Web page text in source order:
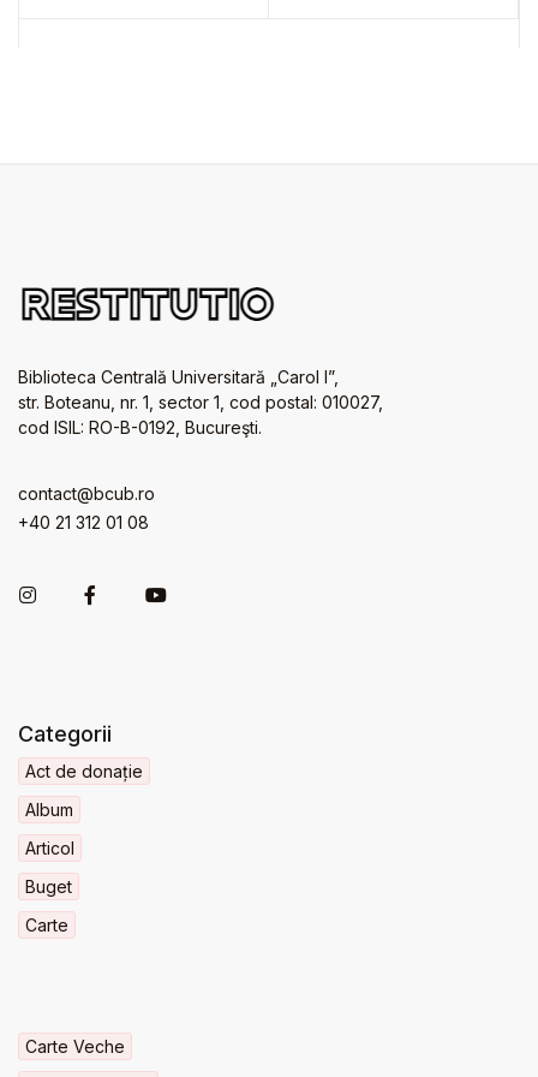
Biblioteca Centrală Universitară „Carol I”,
str. Boteanu, nr. 1, sector 1, cod postal: 010027,
cod ISIL: RO-B-0192, Bucureşti.
contact@bcub.ro
+40 21 312 01 08
Categorii
Act de donație
Album
Articol
Buget
Carte
Carte Veche